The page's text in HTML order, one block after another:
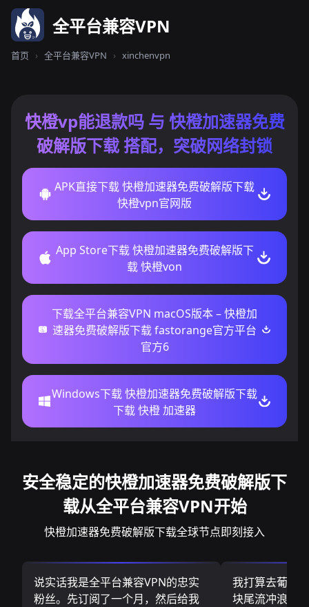
全平台兼容VPN
首页 › 全平台兼容VPN › xinchenvpn
快橙vp能退款吗 与 快橙加速器免费
破解版下载 搭配，突破网络封锁
APK直接下载 快橙加速器免费破解版下载
快橙vpn官网版
App Store下载 快橙加速器免费破解版下
载 快橙von
下载全平台兼容VPN macOS版本 – 快橙加
速器免费破解版下载 fastorange官方平台
官方6
Windows下载 快橙加速器免费破解版下载
下载 快橙 加速器
安全稳定的快橙加速器免费破解版下
载从全平台兼容VPN开始
快橙加速器免费破解版下载全球节点即刻接入
说实话我是全平台兼容VPN的忠实
粉丝。先订阅了一个月，然后给我
我打算去葡萄
块尾流冲浪板